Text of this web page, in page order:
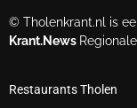
© Tholenkrant.nl is
Krant.News
Restaurants Tholen